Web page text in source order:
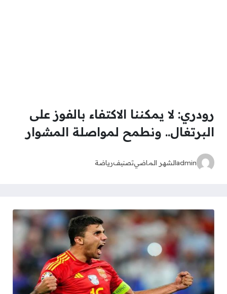
رودري: لا يمكننا الاكتفاء بالفوز على
البرتغال.. ونطمح لمواصلة المشوار
adminالشهر الماضيتصنيفرياضة